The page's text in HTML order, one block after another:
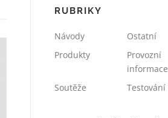
RUBRIKY
Návody
Ostatní
Produkty
Provozní
informace
Soutěže
Testování